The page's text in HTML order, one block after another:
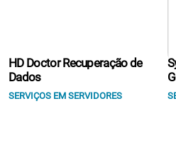
HD Doctor Recuperação de
Dados
SERVIÇOS EM SERVIDORES